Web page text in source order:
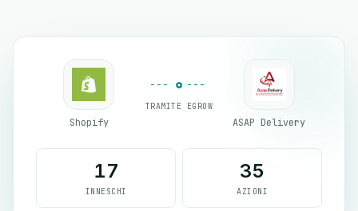
Shopify
TRAMITE EGROW
ASAP Delivery
17
INNESCHI
35
AZIONI